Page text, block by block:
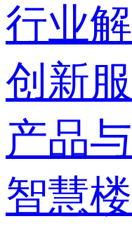
行业
创新
产品
智慧